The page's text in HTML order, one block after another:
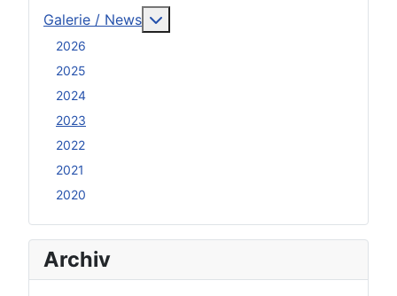
Galerie / News
2026
2025
2024
2023
2022
2021
2020
Archiv